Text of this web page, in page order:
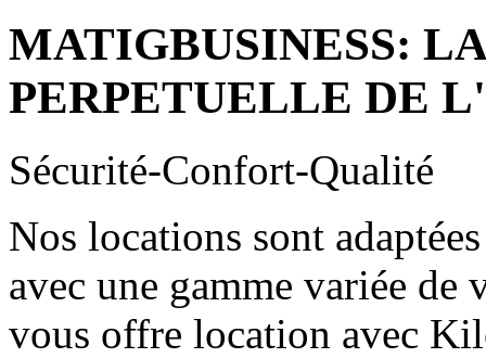
MATIGBUSINESS:
PERPETUELLE DE
Sécurité-Confort-Qualité
Nos locations sont
avec une gamme variée
vous offre location avec